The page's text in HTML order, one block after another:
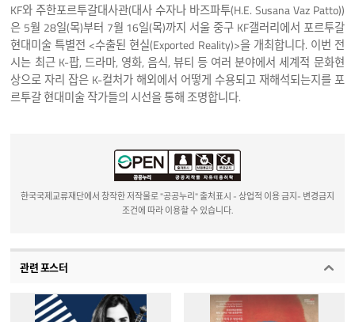
KF와 주한포르투갈대사관(대사 수자나 바즈파투(H.E. Susana Vaz Patto))
은 5월 28일(목)부터 7월 16일(목)까지 서울 중구 KF갤러리에서 포르투갈
현대미술 특별전 <수출된 현실(Exported Reality)>을 개최합니다. 이번 전
시는 최근 K-팝, 드라마, 영화, 음식, 뷰티 등 여러 분야에서 세계적 문화현
상으로 자리 잡은 K-컬처가 해외에서 어떻게 수용되고 재해석되는지를 포
르투갈 현대미술 작가들의 시선을 통해 조명합니다.
한국국제교류재단에서 창작한 저작물로 "공공누리" 출처표시 - 상업적 이용 금지- 변경금지
조건에 따라 이용할 수 있습니다.
관련 포스터